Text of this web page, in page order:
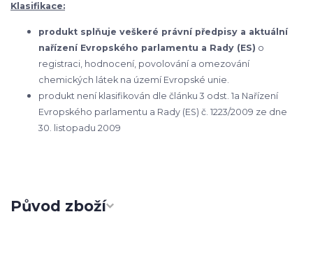
Klasifikace:
produkt splňuje veškeré právní předpisy a aktuální
nařízení Evropského parlamentu a Rady (ES) o
registraci, hodnocení, povolování a omezování
chemických látek na území Evropské unie.
produkt není klasifikován dle článku 3 odst. 1a Nařízení
Evropského parlamentu a Rady (ES) č. 1223/2009 ze dne
30. listopadu 2009
Původ zboží